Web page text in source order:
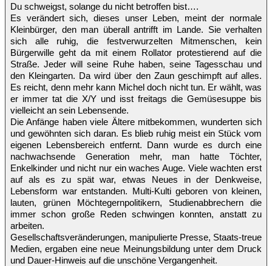
Du schweigst, solange du nicht betroffen bist….
Es verändert sich, dieses unser Leben, meint der normale
Kleinbürger, den man überall antrifft im Lande. Sie verhalten
sich alle ruhig, die festverwurzelten Mitmenschen, kein
Bürgerwille geht da mit einem Rollator protestierend auf die
Straße. Jeder will seine Ruhe haben, seine Tagesschau und
den Kleingarten. Da wird über den Zaun geschimpft auf alles.
Es reicht, denn mehr kann Michel doch nicht tun. Er wählt, was
er immer tat die X/Y und isst freitags die Gemüsesuppe bis
vielleicht an sein Lebensende.
Die Anfänge haben viele Ältere mitbekommen, wunderten sich
und gewöhnten sich daran. Es blieb ruhig meist ein Stück vom
eigenen Lebensbereich entfernt. Dann wurde es durch eine
nachwachsende Generation mehr, man hatte Töchter,
Enkelkinder und nicht nur ein waches Auge. Viele wachten erst
auf als es zu spät war, etwas Neues in der Denkweise,
Lebensform war entstanden. Multi-Kulti geboren von kleinen,
lauten, grünen Möchtegernpolitikern, Studienabbrechern die
immer schon große Reden schwingen konnten, anstatt zu
arbeiten.
Gesellschaftsveränderungen, manipulierte Presse, Staats-treue
Medien, ergaben eine neue Meinungsbildung unter dem Druck
und Dauer-Hinweis auf die unschöne Vergangenheit.